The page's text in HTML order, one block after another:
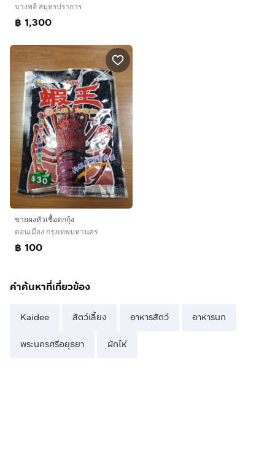
บางพลี สมุทรปราการ
฿ 1,300
ขายผงหัวเชื้อตกกุ้ง
ดอนเมือง กรุงเทพมหานคร
฿ 100
คำค้นหาที่เกี่ยวข้อง
Kaidee สัตว์เลี้ยง อาหารสัตว์ อาหารนก
พระนครศรีอยุธยา ผักไห่